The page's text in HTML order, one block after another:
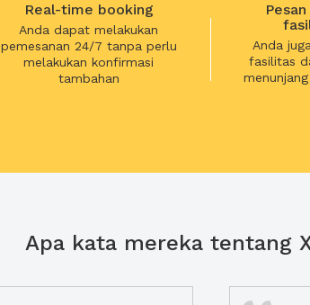
Real-time booking
Anda dapat melakukan
pemesanan 24/7 tanpa perlu
melakukan konfirmasi
tambahan
Anda
fasilitas
Apa kata mereka tentang